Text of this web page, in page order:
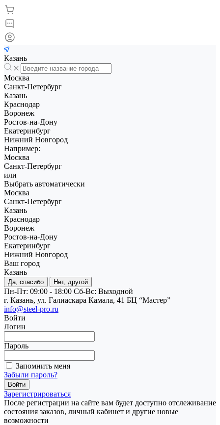
Казань
Москва
Санкт-Петербург
Казань
Краснодар
Воронеж
Ростов-на-Дону
Екатеринбург
Нижний Новгород
Например:
Москва
Санкт-Петербург
или
Выбрать автоматически
Москва
Санкт-Петербург
Казань
Краснодар
Воронеж
Ростов-на-Дону
Екатеринбург
Нижний Новгород
Ваш город
Казань
Да, спасибо Нет, другой
Пн-Пт: 09:00 - 18:00 Cб-Вс: Выходной
г. Казань, ул. Галиаскара Камала, 41 БЦ “Мастер”
info@steel-pro.ru
Войти
Логин
Пароль
Запомнить меня
Забыли пароль?
Зарегистрироваться
После регистрации на сайте вам будет доступно отслеживание
состояния заказов, личный кабинет и другие новые
возможности